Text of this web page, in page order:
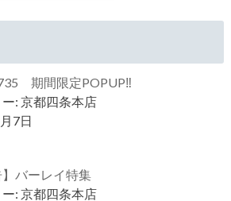
期間限定POPUP‼
: 京都四条本店
7日
バーレイ特集
: 京都四条本店